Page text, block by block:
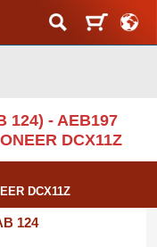
124) - AEB197
DCX11Z
DCX11Z
124